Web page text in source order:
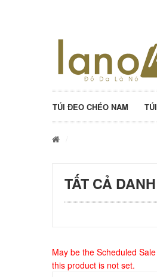
TÚI ĐEO CHÉO NAM
TẤT CẢ
May be the Scheduled
this product is not set.